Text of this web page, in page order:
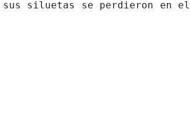
siluetas se perdieron en el